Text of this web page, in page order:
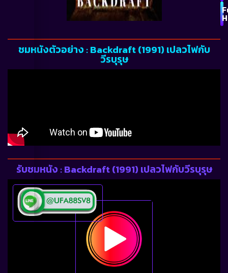
ชมหนังตัวอย่าง : Backdraft (1991) เปลวไฟกับ
วีรบุรุษ
รับชมหนัง : Backdraft (1991) เปลวไฟกับวีรบุรุษ